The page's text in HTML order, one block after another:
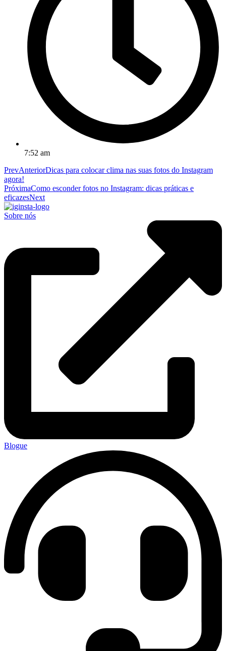
7:52 am
PrevAnteriorDicas para colocar clima nas suas fotos do Instagram
agora!
PróximaComo esconder fotos no Instagram: dicas práticas e
eficazesNext
Sobre nós
Blogue